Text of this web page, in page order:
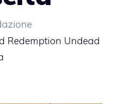
Redemption Undead